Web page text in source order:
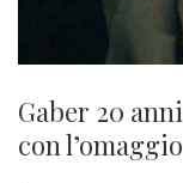
Gaber 20
con